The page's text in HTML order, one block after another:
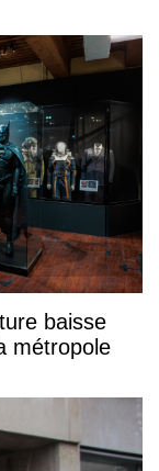
baisse
métropole